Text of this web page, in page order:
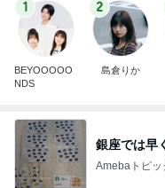
1
BEYOOOOO
NDS
2
島倉りか
銀座では早
Amebaトピッ